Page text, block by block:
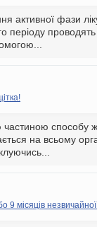
активної фази
проводять
способу
на всьому
9 місяців